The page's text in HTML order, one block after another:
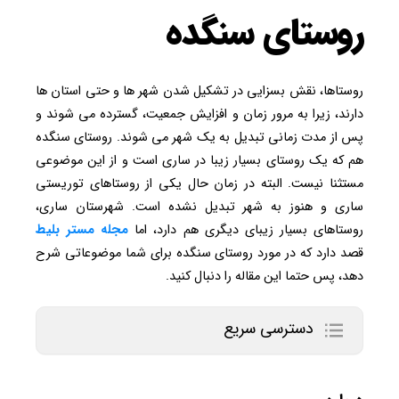
روستای سنگده
روستاها، نقش بسزایی در تشکیل شدن شهر ها و حتی استان ها
دارند، زیرا به مرور زمان و افزایش جمعیت، گسترده می شوند و
پس از مدت زمانی تبدیل به یک شهر می شوند. روستای سنگده
هم که یک روستای بسیار زیبا در ساری است و از این موضوعی
مستثنا نیست. البته در زمان حال یکی از روستاهای توریستی
ساری و هنوز به شهر تبدیل نشده است. شهرستان ساری،
روستاهای بسیار زیبای دیگری هم دارد، اما مجله مستر بلیط
قصد دارد که در مورد روستای سنگده برای شما موضوعاتی شرح
دهد، پس حتما این مقاله را دنبال کنید.
دسترسی سریع